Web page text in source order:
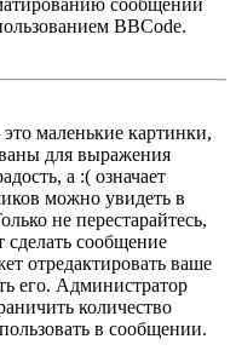
BBCode.
маленькие картинки,
для выражения
а :( означает
можно увидеть в
не перестарайтесь,
сделать сообщение
отредактировать ваше
его. Администратор
количество
в сообщении.